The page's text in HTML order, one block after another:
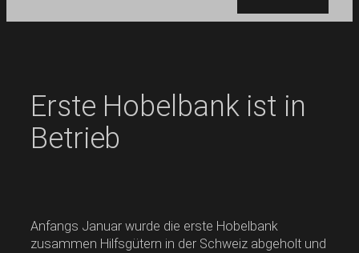
Erste Hobelbank ist in
Betrieb
Anfangs Januar wurde die erste Hobelbank
zusammen Hilfsgütern in der Schweiz abgeholt und